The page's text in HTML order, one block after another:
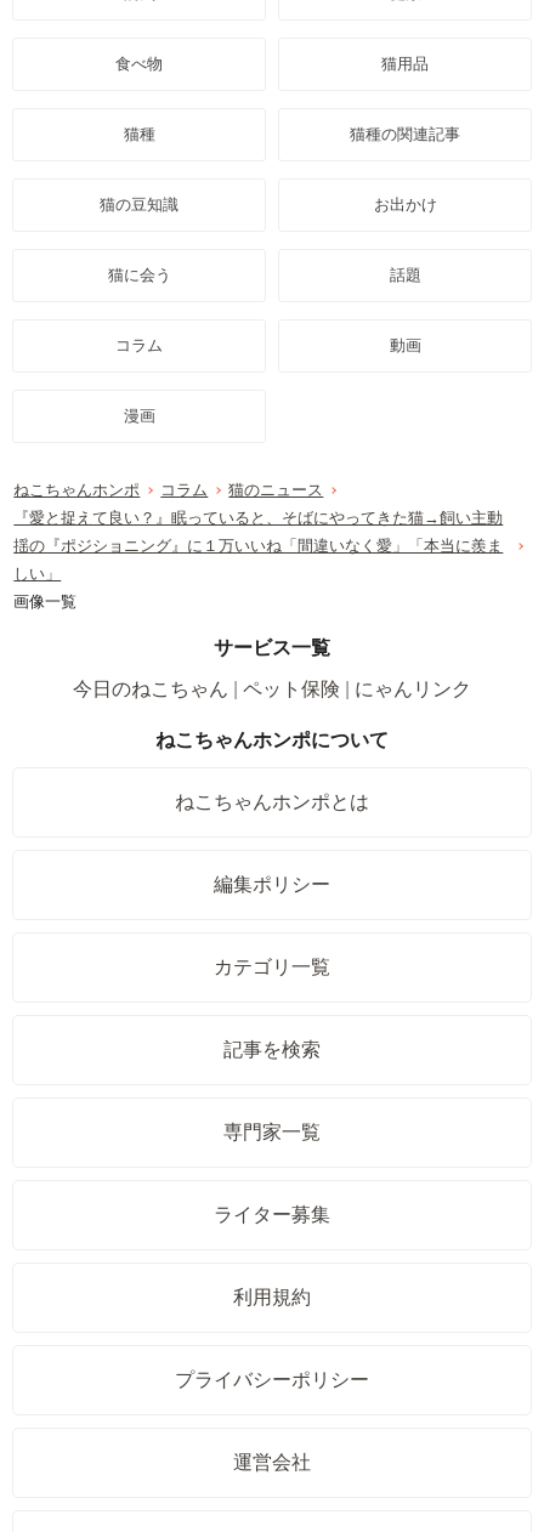
食べ物 猫用品
猫種 猫種の関連記事
猫の豆知識 お出かけ
猫に会う 話題
コラム 動画
漫画
ねこちゃんホンポ コラム
猫のニュース
『愛と捉えて良い？』眠っていると、そばにやってきた猫→飼い主動
揺の『ポジショニング』に１万いいね「間違いなく愛」「本当に羨ま
しい」
画像一覧
サービス一覧
今日のねこちゃん
ペット保険 にゃんリンク
ねこちゃんホンポについて
ねこちゃんホンポとは
編集ポリシー
カテゴリ一覧
記事を検索
専門家一覧
ライター募集
利用規約
プライバシーポリシー
運営会社